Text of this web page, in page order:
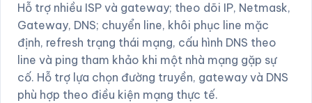
Hỗ trợ nhiều ISP và gateway; theo dõi IP, Netmask,
Gateway, DNS; chuyển line, khôi phục line mặc
định, refresh trạng thái mạng, cấu hình DNS theo
line và ping tham khảo khi một nhà mạng gặp sự
cố. Hỗ trợ lựa chọn đường truyền, gateway và DNS
phù hợp theo điều kiện mạng thực tế.